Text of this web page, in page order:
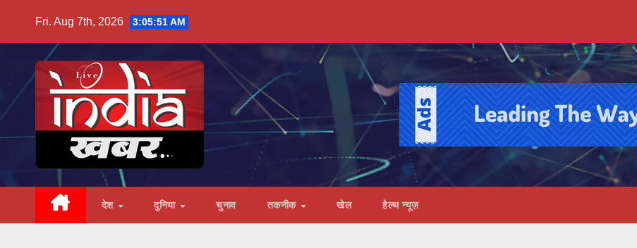
Fri. Aug 7th, 2026 3:05:52 AM
देश दुनिया चुनाव तकनीक खेल हेल्थ न्यूज़